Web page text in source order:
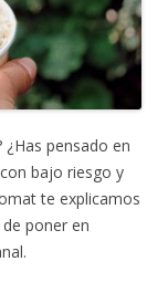
pensado en
bajo riesgo y
te explicamos
poner en